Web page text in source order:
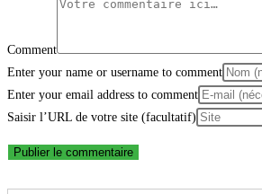
Comment
Enter your name or username to comment
Enter your email address to comment
Saisir l’URL de votre site (facultatif)